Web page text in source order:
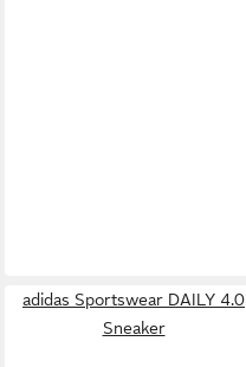
adidas Sportswear DAILY 4.0
Sneaker